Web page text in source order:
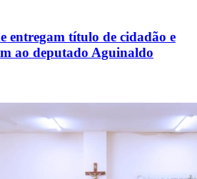
entregam título de cidadão e
ao deputado Aguinaldo